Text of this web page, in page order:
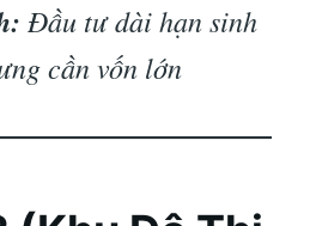
Đầu tư dài hạn sinh
cần vốn lớn